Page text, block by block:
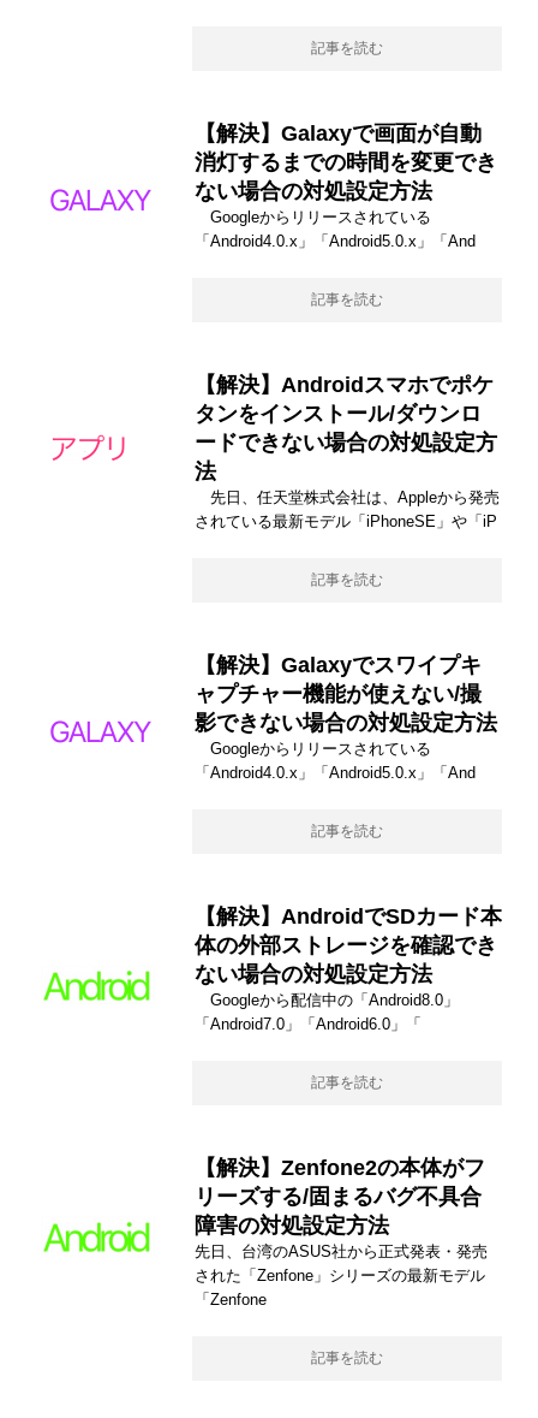
記事を読む
【解決】Galaxyで画面が自動
消灯するまでの時間を変更でき
ない場合の対処設定方法
Googleからリリースされている
「Android4.0.x」「Android5.0.x」「And
記事を読む
【解決】Androidスマホでポケ
タンをインストール/ダウンロ
ードできない場合の対処設定方
法
先日、任天堂株式会社は、Appleから発売
されている最新モデル「iPhoneSE」や「iP
記事を読む
【解決】Galaxyでスワイプキ
ャプチャー機能が使えない/撮
影できない場合の対処設定方法
Googleからリリースされている
「Android4.0.x」「Android5.0.x」「And
記事を読む
【解決】AndroidでSDカード本
体の外部ストレージを確認でき
ない場合の対処設定方法
Googleから配信中の「Android8.0」
「Android7.0」「Android6.0」「
記事を読む
【解決】Zenfone2の本体がフ
リーズする/固まるバグ不具合
障害の対処設定方法
先日、台湾のASUS社から正式発表・発売
された「Zenfone」シリーズの最新モデル
「Zenfone
記事を読む